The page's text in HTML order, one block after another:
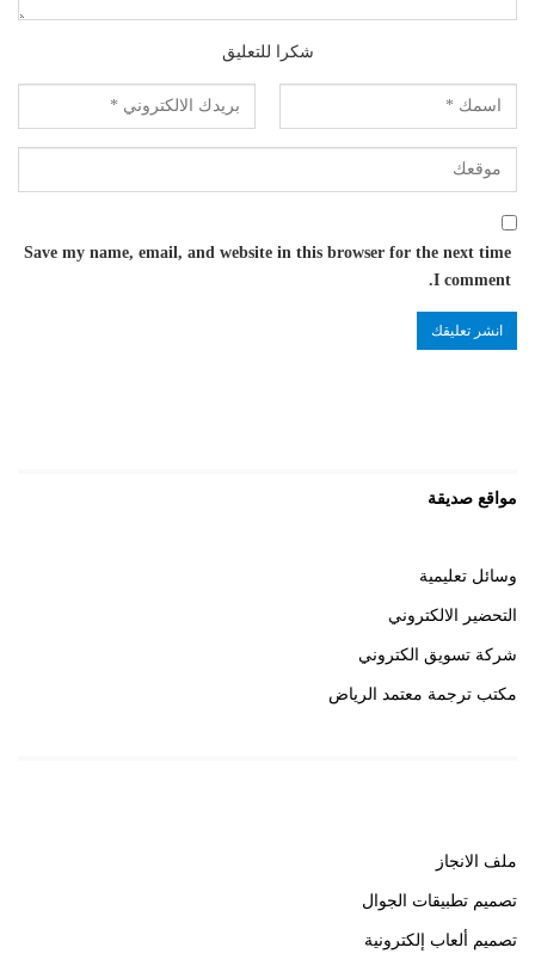
شكرا للتعليق
Save my name, email, and website in this browser for the next time
I comment.
مواقع صديقة
وسائل تعليمية
التحضير الالكتروني
شركة تسويق الكتروني
مكتب ترجمة معتمد الرياض
ملف الانجاز
تصميم تطبيقات الجوال
تصميم ألعاب إلكترونية